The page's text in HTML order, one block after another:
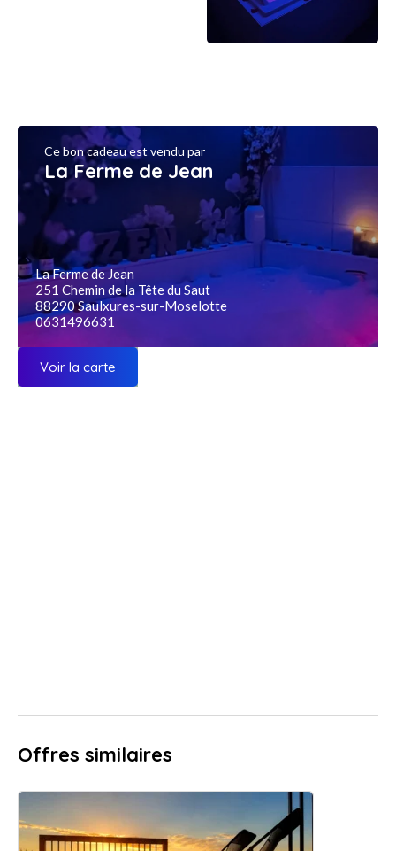
Ce bon cadeau est vendu par
La Ferme de Jean
La Ferme de Jean
251 Chemin de la Tête du Saut
88290 Saulxures-sur-Moselotte
0631496631
Voir la carte
Offres similaires